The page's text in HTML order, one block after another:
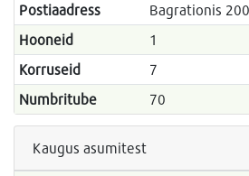
Postiaadress
Bagrationis
Hooneid
1
Korruseid
7
Numbritube
70
Kaugus asumitest